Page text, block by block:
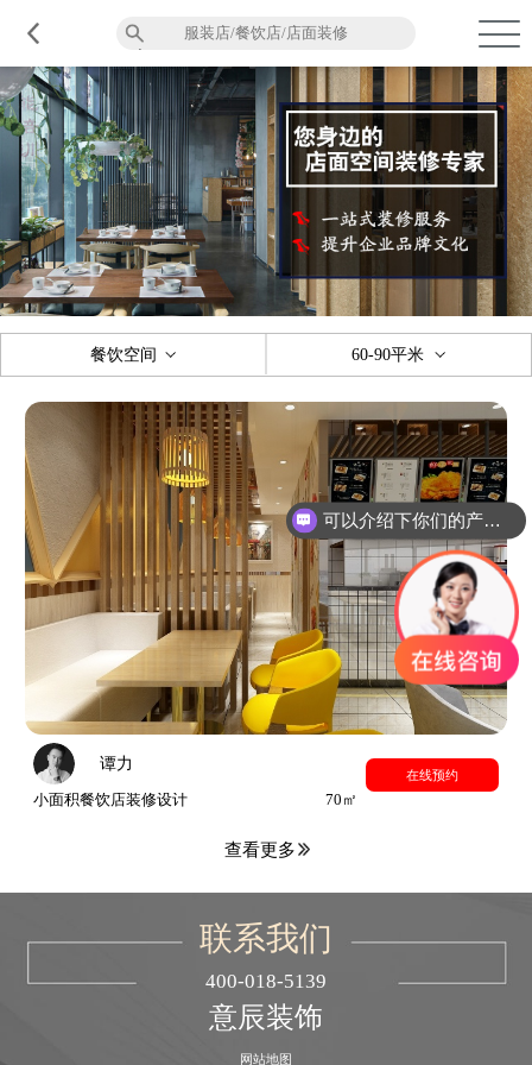
餐饮空间 60-90平米
谭力
小面积餐饮店装修设计 70㎡
在线预约
查看更多
联系我们
400-018-5139
意辰装饰
网站地图
可以介绍下你们的产品么？